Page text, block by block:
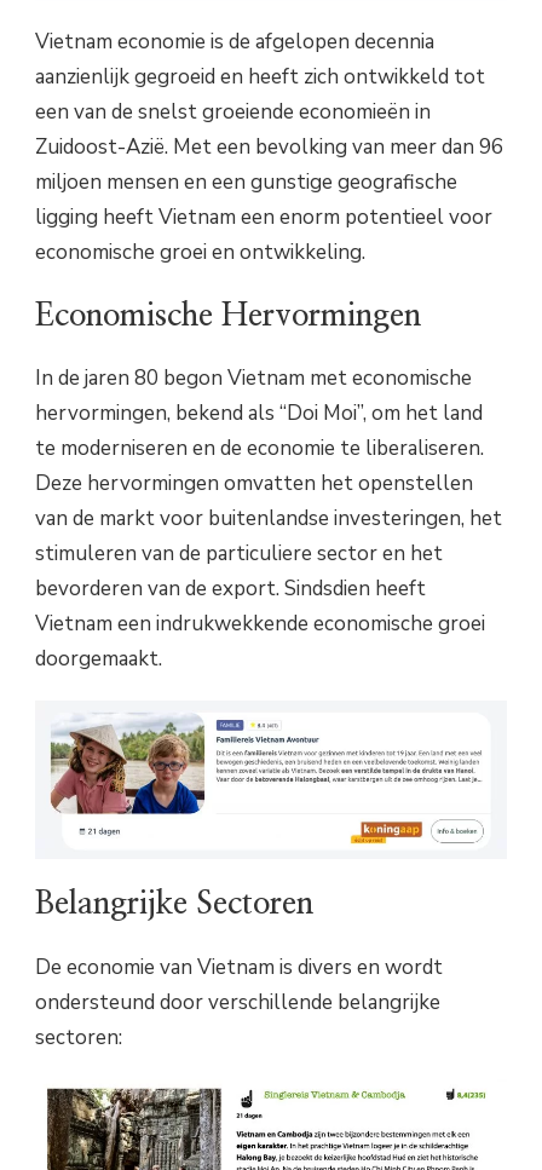
Vietnam economie is de afgelopen decennia
aanzienlijk gegroeid en heeft zich ontwikkeld tot
een van de snelst groeiende economieën in
Zuidoost-Azië. Met een bevolking van meer dan 96
miljoen mensen en een gunstige geografische
ligging heeft Vietnam een enorm potentieel voor
economische groei en ontwikkeling.
Economische Hervormingen
In de jaren 80 begon Vietnam met economische
hervormingen, bekend als “Doi Moi”, om het land
te moderniseren en de economie te liberaliseren.
Deze hervormingen omvatten het openstellen
van de markt voor buitenlandse investeringen, het
stimuleren van de particuliere sector en het
bevorderen van de export. Sindsdien heeft
Vietnam een indrukwekkende economische groei
doorgemaakt.
Belangrijke Sectoren
De economie van Vietnam is divers en wordt
ondersteund door verschillende belangrijke
sectoren: